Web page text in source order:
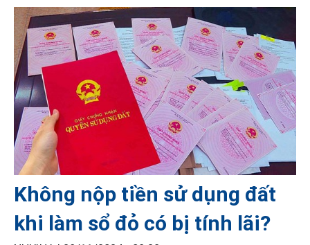
Không nộp tiền sử dụng đất
khi làm sổ đỏ có bị tính lãi?